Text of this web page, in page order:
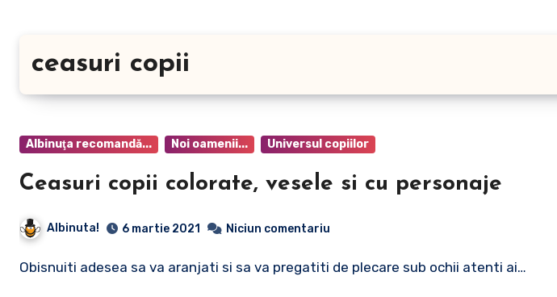
ceasuri copii
Albinuţa recomandă... Noi oamenii... Universul copiilor
Ceasuri copii colorate, vesele si cu personaje
Albinuta! 6 martie 2021 Niciun comentariu
Obisnuiti adesea sa va aranjati si sa va pregatiti de plecare sub ochii atenti ai…